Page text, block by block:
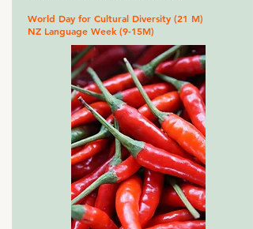
World Day for Cultural Diversity (21 M)
NZ Language Week (9-15M)